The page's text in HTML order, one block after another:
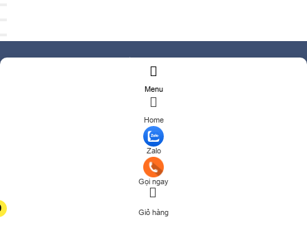
Menu
Home
Zalo
Gọi ngay
Giỏ hàng
TƯ VẤN BÁO GIÁ
TƯ VẤN DỊCH VỤ